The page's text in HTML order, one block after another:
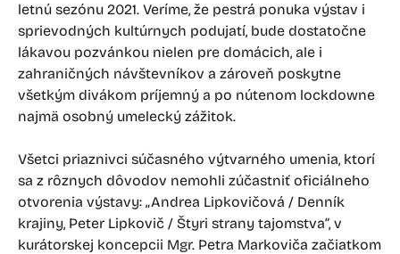
letnú sezónu 2021. Veríme, že pestrá ponuka výstav i
sprievodných kultúrnych podujatí, bude dostatočne
lákavou pozvánkou nielen pre domácich, ale i
zahraničných návštevníkov a zároveň poskytne
všetkým divákom príjemný a po nútenom lockdowne
najmä osobný umelecký zážitok.
Všetci priaznivci súčasného výtvarného umenia, ktorí
sa z rôznych dôvodov nemohli zúčastniť oficiálneho
otvorenia výstavy: „Andrea Lipkovičová / Denník
krajiny, Peter Lipkovič / Štyri strany tajomstva“, v
kurátorskej koncepcii Mgr. Petra Markoviča začiatkom